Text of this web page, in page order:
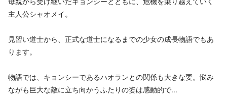
主人公シャオメイ。
見習い道士から、正式な道士になるまでの少女の成長物語でもあ
ります。
物語では、キョンシーであるハオランとの関係も大きな要。悩み
ながも巨大な敵に立ち向かうふたりの姿は感動的で...